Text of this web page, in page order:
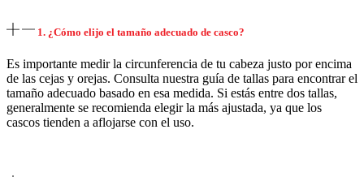
1. ¿Cómo elijo el tamaño adecuado de casco?
Es importante medir la circunferencia de tu cabeza justo por encima
de las cejas y orejas. Consulta nuestra guía de tallas para encontrar el
tamaño adecuado basado en esa medida. Si estás entre dos tallas,
generalmente se recomienda elegir la más ajustada, ya que los
cascos tienden a aflojarse con el uso.